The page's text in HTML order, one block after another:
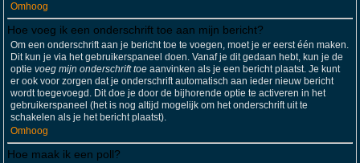
Omhoog
Hoe voeg ik een onderschrift toe aan mijn bericht?
Om een onderschrift aan je bericht toe te voegen, moet je er eerst één maken.
Dit kun je via het gebruikerspaneel doen. Vanaf je dit gedaan hebt, kun je de
optie voeg mijn onderschrift toe aanvinken als je een bericht plaatst. Je kunt
er ook voor zorgen dat je onderschrift automatisch aan ieder nieuw bericht
wordt toegevoegd. Dit doe je door de bijhorende optie te activeren in het
gebruikerspaneel (het is nog altijd mogelijk om het onderschrift uit te
schakelen als je het bericht plaatst).
Omhoog
Hoe maak ik een poll?